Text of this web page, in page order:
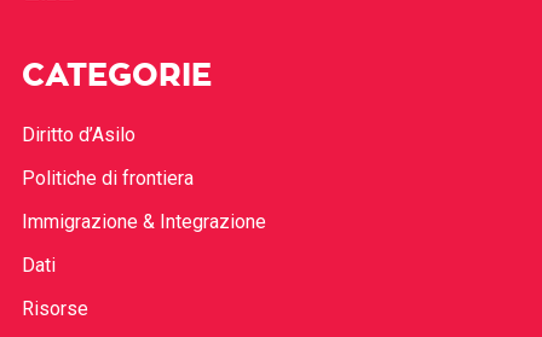
CATEGORIE
Diritto d’Asilo
Politiche di frontiera
Immigrazione & Integrazione
Dati
Risorse